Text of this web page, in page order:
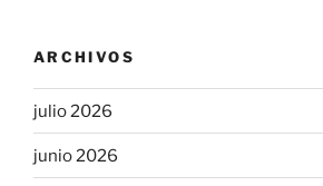
ARCHIVOS
julio 2026
junio 2026